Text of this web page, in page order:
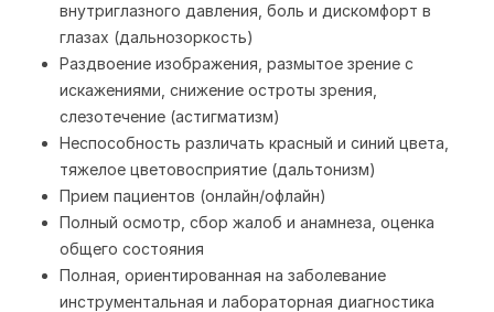
внутриглазного давления, боль и дискомфорт в
глазах (дальнозоркость)
Раздвоение изображения, размытое зрение с
искажениями, снижение остроты зрения,
слезотечение (астигматизм)
Неспособность различать красный и синий цвета,
тяжелое цветовосприятие (дальтонизм)
Прием пациентов (онлайн/офлайн)
Полный осмотр, сбор жалоб и анамнеза, оценка
общего состояния
Полная, ориентированная на заболевание
инструментальная и лабораторная диагностика